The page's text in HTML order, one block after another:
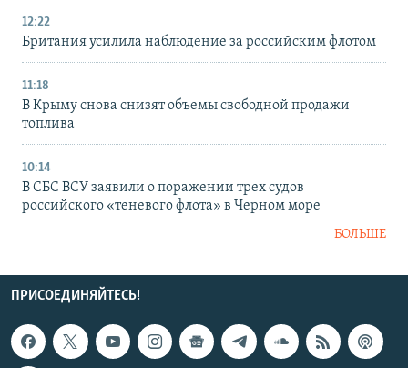
12:22
Британия усилила наблюдение за российским флотом
11:18
В Крыму снова снизят объемы свободной продажи
топлива
10:14
В СБС ВСУ заявили о поражении трех судов
российского «теневого флота» в Черном море
БОЛЬШЕ
ПРИСОЕДИНЯЙТЕСЬ!